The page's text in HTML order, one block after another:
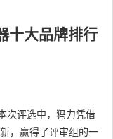
十大品牌排行
次评选中，犸力凭借
，赢得了评审组的一